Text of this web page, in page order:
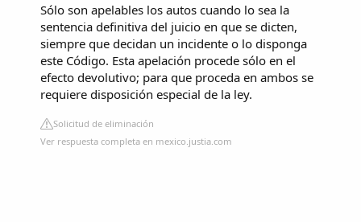
Sólo son apelables los autos cuando lo sea la
sentencia definitiva del juicio en que se dicten,
siempre que decidan un incidente o lo disponga
este Código. Esta apelación procede sólo en el
efecto devolutivo; para que proceda en ambos se
requiere disposición especial de la ley.
Solicitud de eliminación
Ver respuesta completa en mexico.justia.com